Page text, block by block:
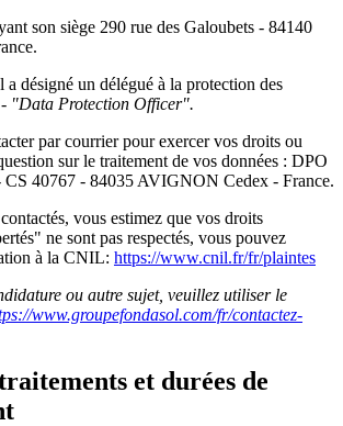
son siège 290 rue des Galoubets - 84140
désigné un délégué à la protection des
"Data Protection Officer".
par courrier pour exercer vos droits ou
sur le traitement de vos données : DPO
CS 40767 - 84035 AVIGNON Cedex - France.
vous estimez que vos droits
ne sont pas respectés, vous pouvez
à la CNIL: https://www.cnil.fr/fr/plaintes
ou autre sujet, veuillez utiliser le
www.groupefondasol.com/fr/contactez-
et durées de